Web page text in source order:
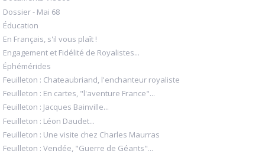
Dossier - Mai 68
Éducation
En Français, s'il vous plaît !
Engagement et Fidélité de Royalistes...
Éphémérides
Feuilleton : Chateaubriand, l'enchanteur royaliste
Feuilleton : En cartes, "l'aventure France"...
Feuilleton : Jacques Bainville...
Feuilleton : Léon Daudet...
Feuilleton : Une visite chez Charles Maurras
Feuilleton : Vendée, "Guerre de Géants"...